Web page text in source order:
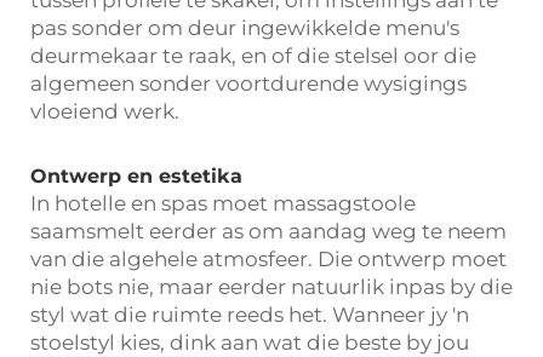
pas sonder om deur ingewikkelde menu's
deurmekaar te raak, en of die stelsel oor die
algemeen sonder voortdurende wysigings
vloeiend werk.
Ontwerp en estetika
In hotelle en spas moet massagstoole
saamsmelt eerder as om aandag weg te neem
van die algehele atmosfeer. Die ontwerp moet
nie bots nie, maar eerder natuurlik inpas by die
styl wat die ruimte reeds het. Wanneer jy 'n
stoelstyl kies, dink aan wat die beste by jou